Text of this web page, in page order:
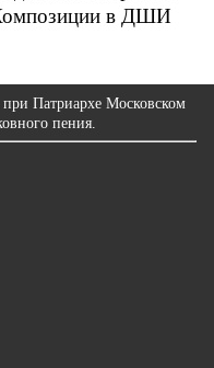
в ДШИ
Патриархе Московском
пения.